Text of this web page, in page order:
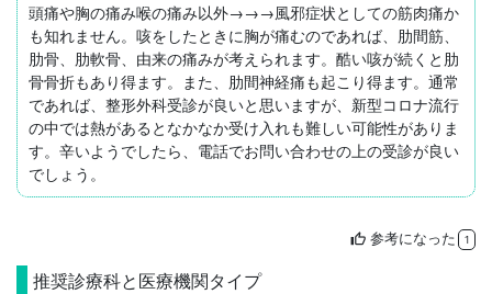
頭痛や胸の痛み喉の痛み以外→→→風邪症状としての筋肉痛か
も知れません。咳をしたときに胸が痛むのであれば、肋間筋、
肋骨、肋軟骨、由来の痛みが考えられます。酷い咳が続くと肋
骨骨折もあり得ます。また、肋間神経痛も起こり得ます。通常
であれば、整形外科受診が良いと思いますが、新型コロナ流行
の中では熱があるとなかなか受け入れも難しい可能性がありま
す。辛いようでしたら、電話でお問い合わせの上の受診が良い
でしょう。
thumb_up 参考になった 1
推奨診療科と医療機関タイプ